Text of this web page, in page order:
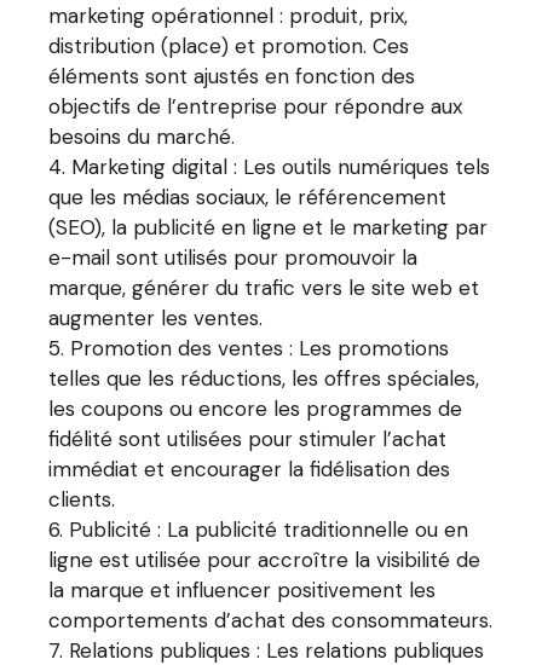
marketing opérationnel : produit, prix,
distribution (place) et promotion. Ces
éléments sont ajustés en fonction des
objectifs de l’entreprise pour répondre aux
besoins du marché.
Marketing digital : Les outils numériques tels
que les médias sociaux, le référencement
(SEO), la publicité en ligne et le marketing par
e-mail sont utilisés pour promouvoir la
marque, générer du trafic vers le site web et
augmenter les ventes.
Promotion des ventes : Les promotions
telles que les réductions, les offres spéciales,
les coupons ou encore les programmes de
fidélité sont utilisées pour stimuler l’achat
immédiat et encourager la fidélisation des
clients.
Publicité : La publicité traditionnelle ou en
ligne est utilisée pour accroître la visibilité de
la marque et influencer positivement les
comportements d’achat des consommateurs.
Relations publiques : Les relations publiques